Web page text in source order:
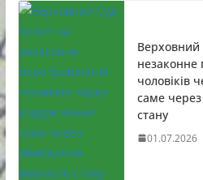
Верховний
незаконне
чоловіків
саме
стану
01.07.2026